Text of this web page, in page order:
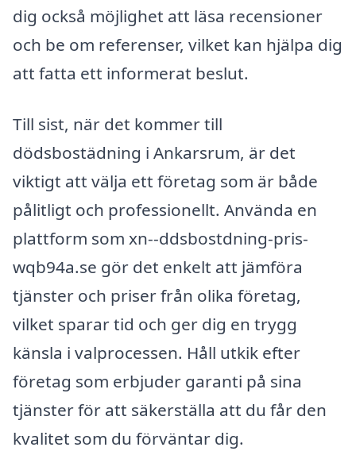
dig också möjlighet att läsa recensioner
och be om referenser, vilket kan hjälpa dig
att fatta ett informerat beslut.
Till sist, när det kommer till
dödsbostädning i Ankarsrum, är det
viktigt att välja ett företag som är både
pålitligt och professionellt. Använda en
plattform som xn--ddsbostdning-pris-
wqb94a.se gör det enkelt att jämföra
tjänster och priser från olika företag,
vilket sparar tid och ger dig en trygg
känsla i valprocessen. Håll utkik efter
företag som erbjuder garanti på sina
tjänster för att säkerställa att du får den
kvalitet som du förväntar dig.